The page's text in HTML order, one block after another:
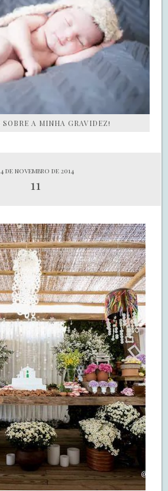
SOBRE A MINHA GRAVIDEZ!
de novembro de 2014
11